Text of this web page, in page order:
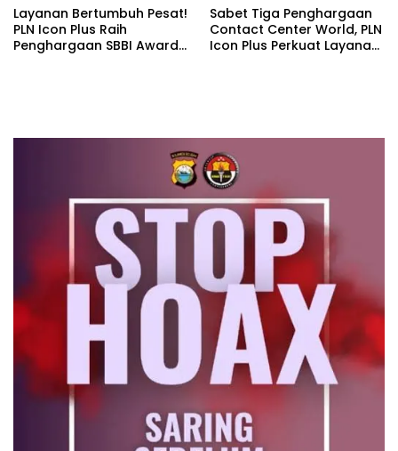
Layanan Bertumbuh Pesat!
PLN Icon Plus Raih
Penghargaan SBBI Awards
Sabet Tiga Penghargaan
Contact Center World, PLN
Icon Plus Perkuat Layanan